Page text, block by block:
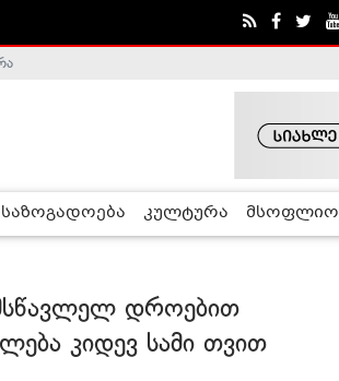
კომისია
საზოგადოება კულტურა მსოფლიო
დროებით
კიდევ სამი თვით